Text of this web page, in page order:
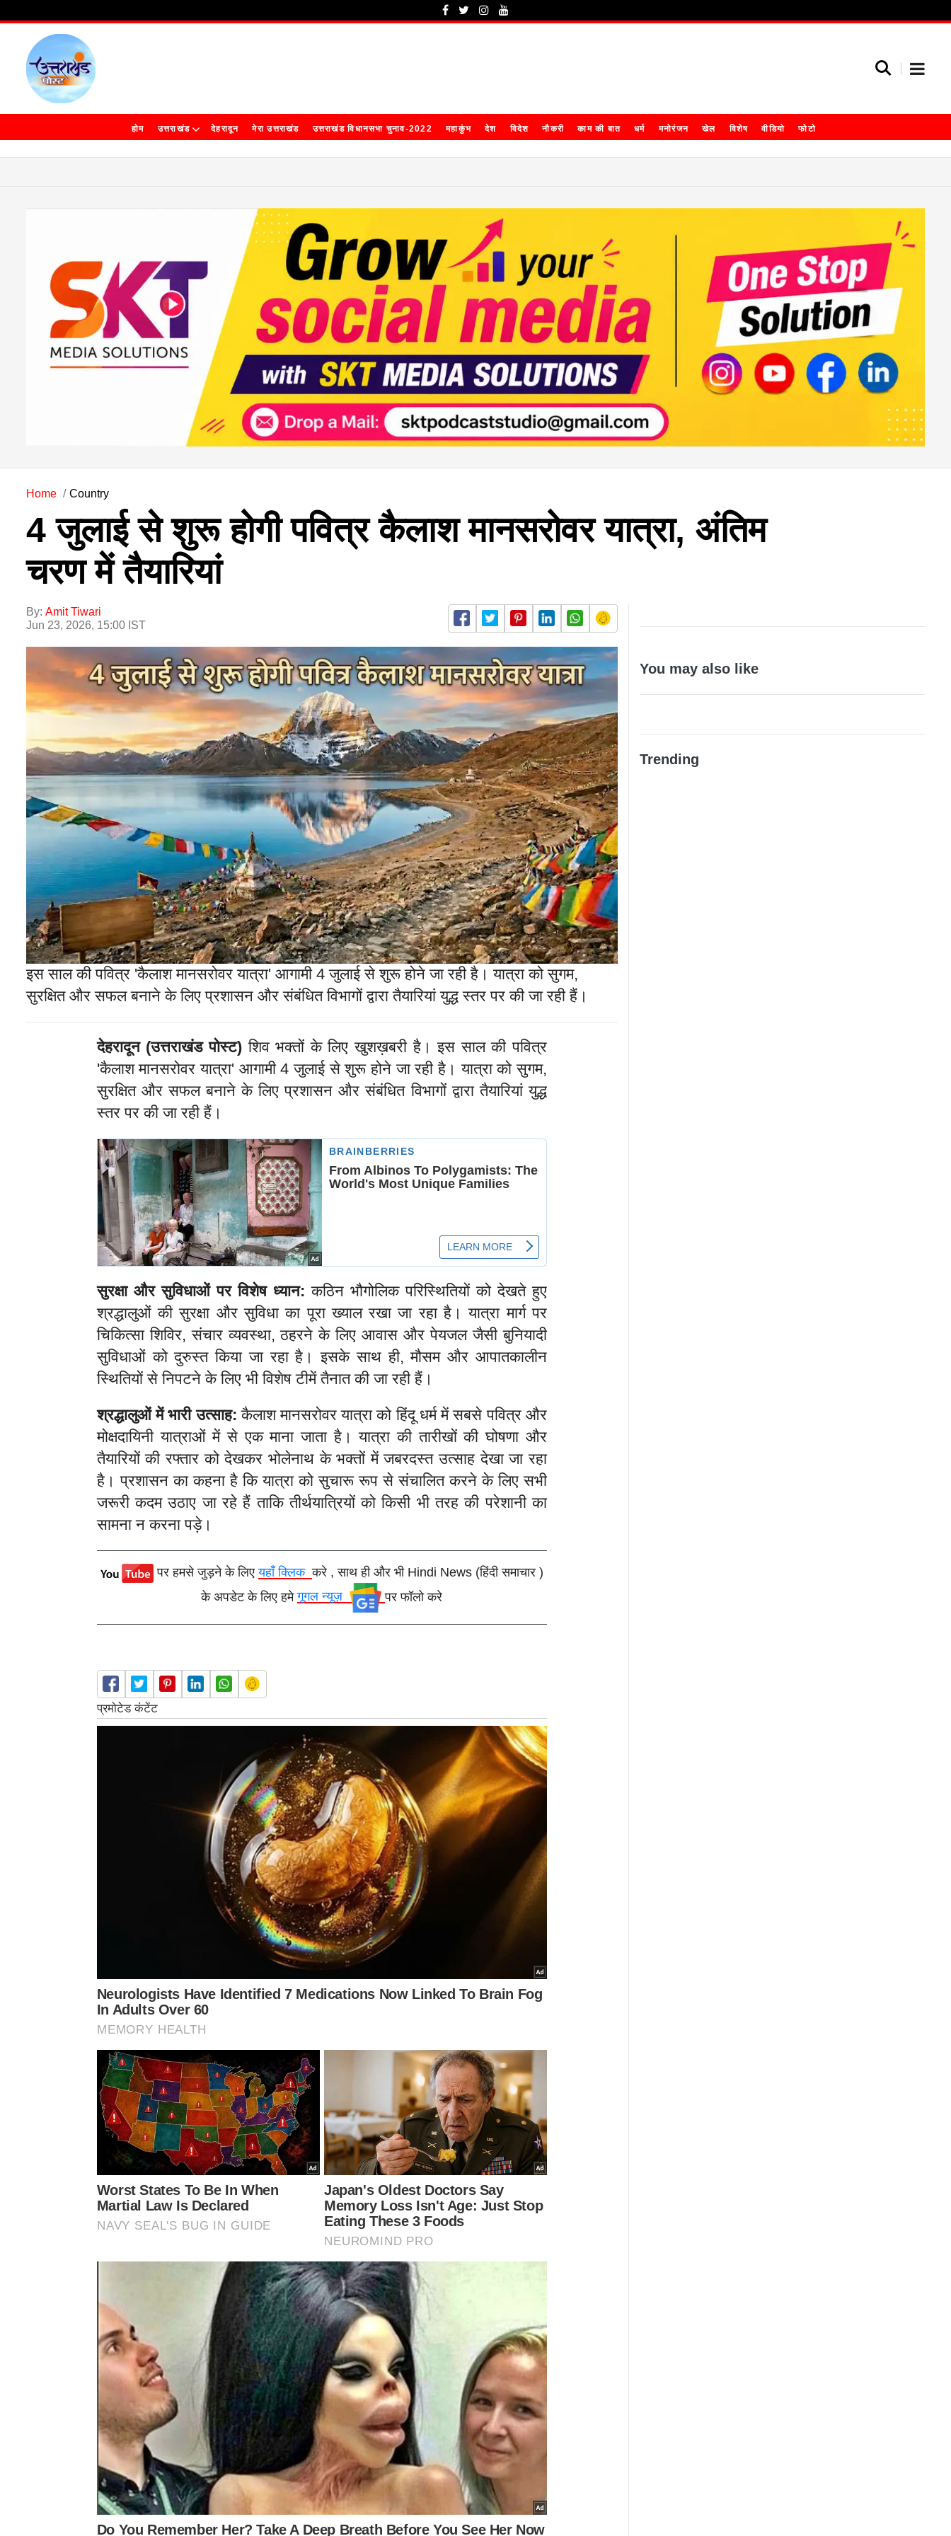
होम उत्तराखंड देहरादून मेरा उत्तराखंड उत्तराखंड विधानसभा चुनाव-2022 महाकुंभ देश विदेश नौकरी काम की बात धर्म मनोरंजन खेल विशेष वीडियो फोटो
Home Country
4 जुलाई से शुरू होगी पवित्र कैलाश मानसरोवर यात्रा, अंतिम
चरण में तैयारियां
By: Amit Tiwari
Jun 23, 2026, 15:00 IST
इस साल की पवित्र 'कैलाश मानसरोवर यात्रा' आगामी 4 जुलाई से शुरू होने जा रही है। यात्रा को सुगम,
सुरक्षित और सफल बनाने के लिए प्रशासन और संबंधित विभागों द्वारा तैयारियां युद्ध स्तर पर की जा रही हैं।
देहरादून (उत्तराखंड पोस्ट) शिव भक्तों के लिए खुशख़बरी है। इस साल की पवित्र
'कैलाश मानसरोवर यात्रा' आगामी 4 जुलाई से शुरू होने जा रही है। यात्रा को सुगम,
सुरक्षित और सफल बनाने के लिए प्रशासन और संबंधित विभागों द्वारा तैयारियां युद्ध
स्तर पर की जा रही हैं।
सुरक्षा और सुविधाओं पर विशेष ध्यान: कठिन भौगोलिक परिस्थितियों को देखते हुए
श्रद्धालुओं की सुरक्षा और सुविधा का पूरा ख्याल रखा जा रहा है। यात्रा मार्ग पर
चिकित्सा शिविर, संचार व्यवस्था, ठहरने के लिए आवास और पेयजल जैसी बुनियादी
सुविधाओं को दुरुस्त किया जा रहा है। इसके साथ ही, मौसम और आपातकालीन
स्थितियों से निपटने के लिए भी विशेष टीमें तैनात की जा रही हैं।
श्रद्धालुओं में भारी उत्साह: कैलाश मानसरोवर यात्रा को हिंदू धर्म में सबसे पवित्र और
मोक्षदायिनी यात्राओं में से एक माना जाता है। यात्रा की तारीखों की घोषणा और
तैयारियों की रफ्तार को देखकर भोलेनाथ के भक्तों में जबरदस्त उत्साह देखा जा रहा
है। प्रशासन का कहना है कि यात्रा को सुचारू रूप से संचालित करने के लिए सभी
जरूरी कदम उठाए जा रहे हैं ताकि तीर्थयात्रियों को किसी भी तरह की परेशानी का
सामना न करना पड़े।
पर हमसे जुड़ने के लिएयहाँ क्लिककरे , साथ ही और भी Hindi News (हिंदी समाचार )
के अपडेट के लिए हमेगूगल न्यूज़ पर फॉलो करे
You may also like
Trending